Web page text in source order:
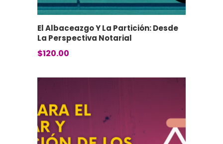
El Albaceazgo Y La Partición: Desde
La Perspectiva Notarial
$120.00